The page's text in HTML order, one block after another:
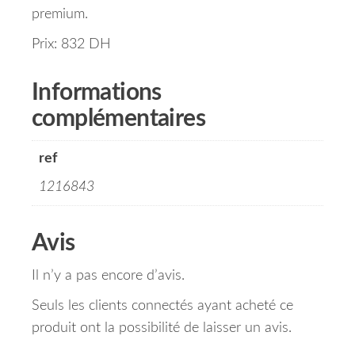
premium.
Prix: 832 DH
Informations
complémentaires
ref
1216843
Avis
Il n’y a pas encore d’avis.
Seuls les clients connectés ayant acheté ce
produit ont la possibilité de laisser un avis.